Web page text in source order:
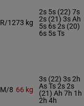
R/1273 kg
2s 5s (22) 7s
2s (21) 3s Ah
5s 6s 2s (20)
6s 5s Ts
M/8 66 kg
3s (22) 3s 2h
As Ts 2s 2s
(21) Ah 7h 1h
2h 4h